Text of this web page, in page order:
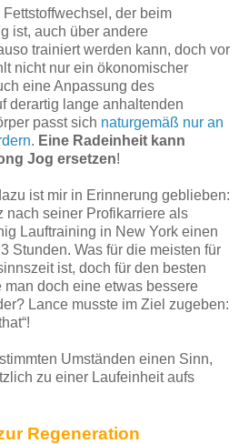
der beim
ist, auch über andere
trainiert werden kann, doch vor
nicht nur ein ökonomischer
eine Anpassung des
derartig lange anhaltenden
passt sich naturgemäß nur an
. Eine Radeinheit kann
Jog ersetzen!
ist mir in Erinnerung geblieben:
nach seiner Profikarriere als
Lauftraining in New York einen
Stunden. Was für die meisten für
ist, doch für den besten
man doch eine etwas bessere
Lance musste im Ziel zugeben:
Umständen einen Sinn,
zu einer Laufeinheit aufs
Regeneration